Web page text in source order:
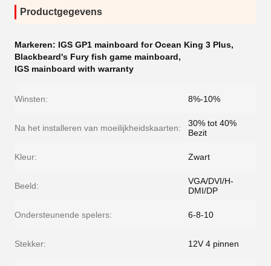
Productgegevens
Markeren: IGS GP1 mainboard for Ocean King 3 Plus,
Blackbeard's Fury fish game mainboard,
IGS mainboard with warranty
Winsten: 8%-10%
Na het installeren van moeilijkheidskaarten:
30% tot 40%
Bezit
Kleur: Zwart
Beeld:
VGA/DVI/H-
DMI/DP
Ondersteunende spelers: 6-8-10
Stekker: 12V 4 pinnen